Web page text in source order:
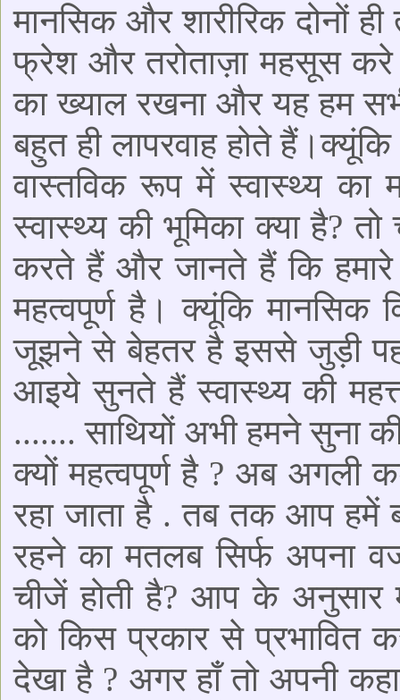
मानसिक और शारीरिक दोनों
फ्रेश और तरोताज़ा महसूस करे
का ख्याल रखना और यह हम
बहुत ही लापरवाह होते
वास्तविक रूप में स्वास्थ्य का
स्वास्थ्य की भूमिका क्या है?
करते हैं और जानते हैं कि हमारे
महत्वपूर्ण है। क्यूंकि मानसिक
जूझने से बेहतर है इससे जुड़ी
आइये सुनते हैं स्वास्थ्य की
....... साथियों अभी हमने सुना
क्यों महत्वपूर्ण है ? अब अगली
रहा जाता है . तब तक आप हमें
रहने का मतलब सिर्फ अपना
चीजें होती है? आप के अनुसार
को किस प्रकार से प्रभावित
देखा है ? अगर हाँ तो अपनी